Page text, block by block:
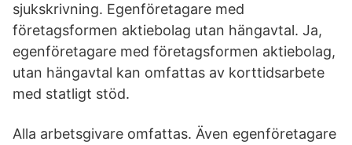
sjukskrivning. Egenföretagare med
företagsformen aktiebolag utan hängavtal. Ja,
egenföretagare med företagsformen aktiebolag,
utan hängavtal kan omfattas av korttidsarbete
med statligt stöd.
Alla arbetsgivare omfattas. Även egenföretagare